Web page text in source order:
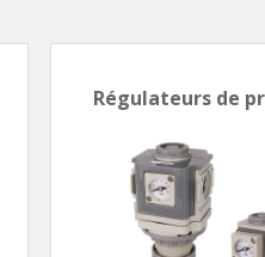
Régulateurs de